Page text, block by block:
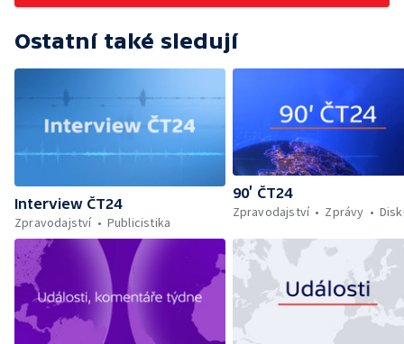
Ostatní také sledují
Interview ČT24
Zpravodajství
Publicistika
90’ ČT24
Zpravodajství
Zprávy